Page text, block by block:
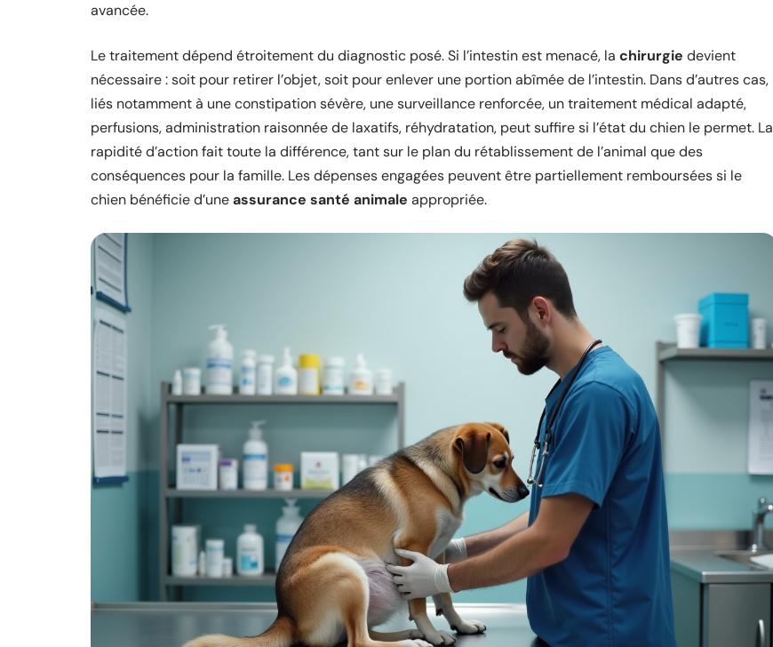
avancée.
Le traitement dépend étroitement du diagnostic posé. Si l’intestin est menacé, la chirurgie devient
nécessaire : soit pour retirer l’objet, soit pour enlever une portion abîmée de l’intestin. Dans d’autres cas,
liés notamment à une constipation sévère, une surveillance renforcée, un traitement médical adapté,
perfusions, administration raisonnée de laxatifs, réhydratation, peut suffire si l’état du chien le permet. La
rapidité d’action fait toute la différence, tant sur le plan du rétablissement de l’animal que des
conséquences pour la famille. Les dépenses engagées peuvent être partiellement remboursées si le
chien bénéficie d’uneassurance santé animale appropriée.